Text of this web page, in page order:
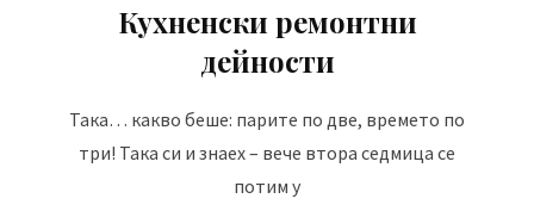
Кухненски ремонтни
дейности
Така… какво беше: парите по две, времето по
три! Така си и знаех – вече втора седмица се
потим у